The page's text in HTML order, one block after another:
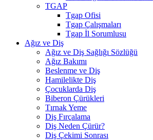
TGAP
Tgap Ofisi
Tgap Çalışmaları
Tgap İl Sorumlusu
Ağız ve Diş
Ağız ve Diş Sağlığı Sözlüğü
Ağız Bakımı
Beslenme ve Diş
Hamilelikte Diş
Çocuklarda Diş
Biberon Çürükleri
Tırnak Yeme
Diş Fırçalama
Diş Neden Çürür?
Diş Çekimi Sonrası